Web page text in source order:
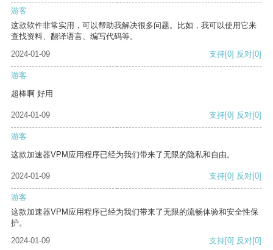
游客
这款软件非常实用，可以帮助我解决很多问题。比如，我可以使用它来
查找资料、翻译语言、编写代码等。
2024-01-09
支持[0] 反对[0]
游客
超棒啊 好用
2024-01-09 支持[0] 反对[0]
游客
这款加速器VPM应用程序已经为我们带来了无限的隐私和自由。
2024-01-09 支持[0] 反对[0]
游客
这款加速器VPM应用程序已经为我们带来了无限的流畅体验和安全性保
护。
2024-01-09
支持[0] 反对[0]